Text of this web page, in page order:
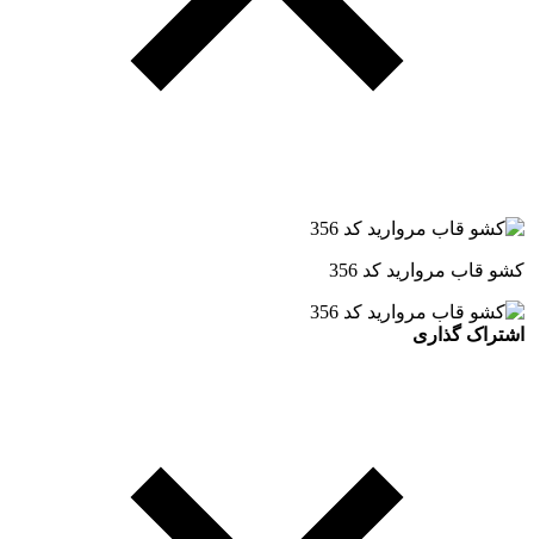
کشو قاب مروارید کد 356
اشتراک گذاری